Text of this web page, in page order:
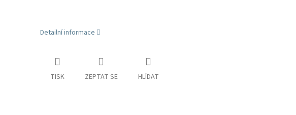
Detailní informace
TISK ZEPTAT SE HLÍDAT